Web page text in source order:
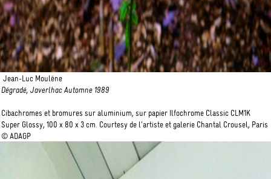
Jean-Luc Moulène
Dégradé, Javerlhac Automne 1989
Cibachromes et bromures sur aluminium, sur papier Ilfochrome Classic CLM1K
Super Glossy, 100 x 80 x 3 cm. Courtesy de l’artiste et galerie Chantal Crousel, Paris
© ADAGP